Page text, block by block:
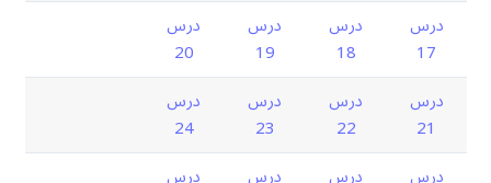
درس
17
درس
18
درس
19
درس
20
درس
21
درس
22
درس
23
درس
24